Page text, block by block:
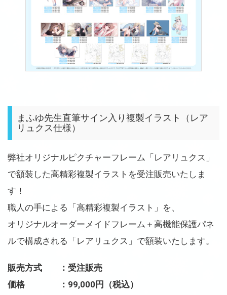
まふゆ先生直筆サイン入り複製イラスト（レア
リュクス仕様）
弊社オリジナルピクチャーフレーム「レアリュクス」
で額装した高精彩複製イラストを受注販売いたしま
す！
職人の手による「高精彩複製イラスト」を、
オリジナルオーダーメイドフレーム＋高機能保護パネ
ルで構成される「レアリュクス」で額装いたします。
販売方式 ：受注販売
価格 ：99,000円（税込）